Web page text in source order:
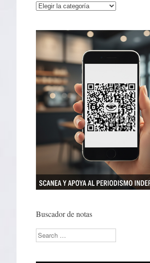
Categorías
Buscador de notas
Search